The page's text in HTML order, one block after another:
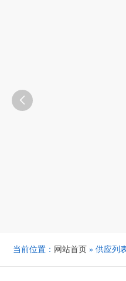

当前位置： 网站首页 » 供应列